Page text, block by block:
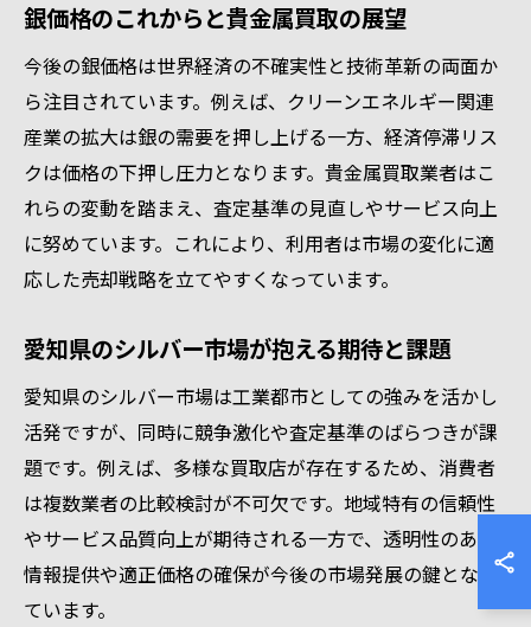
銀価格のこれからと貴金属買取の展望
今後の銀価格は世界経済の不確実性と技術革新の両面か
ら注目されています。例えば、クリーンエネルギー関連
産業の拡大は銀の需要を押し上げる一方、経済停滞リス
クは価格の下押し圧力となります。貴金属買取業者はこ
れらの変動を踏まえ、査定基準の見直しやサービス向上
に努めています。これにより、利用者は市場の変化に適
応した売却戦略を立てやすくなっています。
愛知県のシルバー市場が抱える期待と課題
愛知県のシルバー市場は工業都市としての強みを活かし
活発ですが、同時に競争激化や査定基準のばらつきが課
題です。例えば、多様な買取店が存在するため、消費者
は複数業者の比較検討が不可欠です。地域特有の信頼性
やサービス品質向上が期待される一方で、透明性のある
情報提供や適正価格の確保が今後の市場発展の鍵となっ
ています。